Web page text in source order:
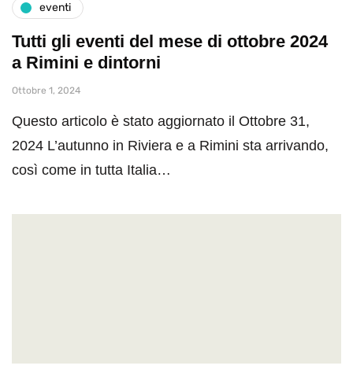
eventi
Tutti gli eventi del mese di ottobre 2024
a Rimini e dintorni
Ottobre 1, 2024
Questo articolo è stato aggiornato il Ottobre 31,
2024 L’autunno in Riviera e a Rimini sta arrivando,
così come in tutta Italia…